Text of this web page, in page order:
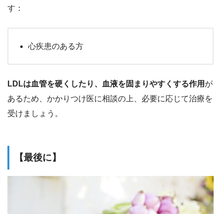
す：
心疾患のある方
LDLは血管を硬くしたり、血液を固まりやすくする作用 が
あるため、かかりつけ医に相談の上、必要に応じて治療を
受けましょう。
【最後に】